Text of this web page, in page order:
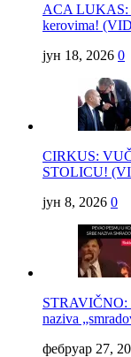
ACA LUKAS:
kerovima!
јун 18, 2026 0
CIRKUS:
STOLICU!
јун 8, 2026 0
STRAVIČNO:
naziva
фебруар 27,